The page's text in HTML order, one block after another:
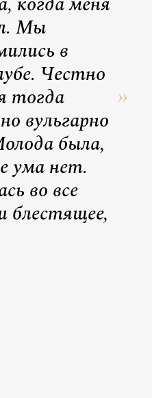
Мы
в
Честно
тогда
вульгарно
была,
ума нет.
во все
блестящее,